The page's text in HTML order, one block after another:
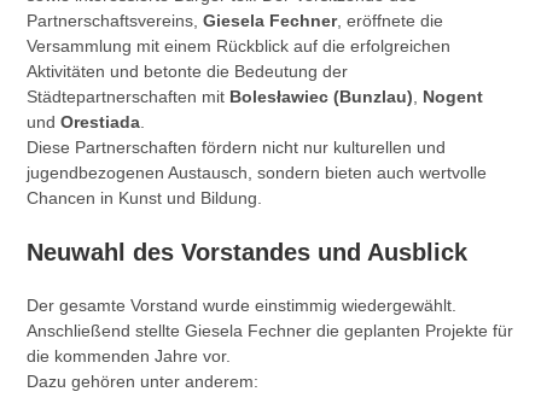
Partnerschaftsvereins,Giesela Fechner, eröffnete die
Versammlung mit einem Rückblick auf die erfolgreichen
Aktivitäten und betonte die Bedeutung der
Städtepartnerschaften mit Bolesławiec (Bunzlau)
Nogent
undOrestiada
Diese Partnerschaften fördern nicht nur kulturellen und
jugendbezogenen Austausch, sondern bieten auch wertvolle
Chancen in Kunst und Bildung.
Neuwahl des Vorstandes und Ausblick
Der gesamte Vorstand wurde einstimmig wiedergewählt.
Anschließend stellte Giesela Fechner die geplanten Projekte für
die kommenden Jahre vor.
Dazu gehören unter anderem: